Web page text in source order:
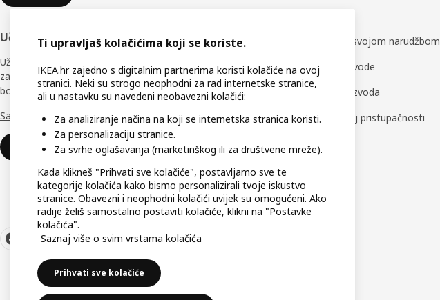
Učlani se u IKEA Business Network
Uživaj u brojnim jedinstvenim pogodnostima
za koji će ti pomoći učiniti tvoj radni prostor
boljim.
Saznaj više o IKEA Business Network
Učlani se
Prati ili upravljaj svojom narudžbom
Podrška za proizvode
Dostupnost proizvoda
Izjava o digitalnoj pristupačnosti
Ti upravljaš kolačićima koji se koriste.
IKEA.hr zajedno s digitalnim partnerima koristi kolačiće na ovoj
stranici. Neki su strogo neophodni za rad internetske stranice,
ali u nastavku su navedeni neobavezni kolačići:
Za analiziranje načina na koji se internetska stranica koristi.
Za personalizaciju stranice.
Za svrhe oglašavanja (marketinškog ili za društvene mreže).
Kada klikneš "Prihvati sve kolačiće", postavljamo sve te
kategorije kolačića kako bismo personalizirali tvoje iskustvo
stranice. Obavezni i neophodni kolačići uvijek su omogućeni. Ako
radije želiš samostalno postaviti kolačiće, klikni na "Postavke
kolačića".
Saznaj više o svim vrstama kolačića
Prihvati sve kolačiće